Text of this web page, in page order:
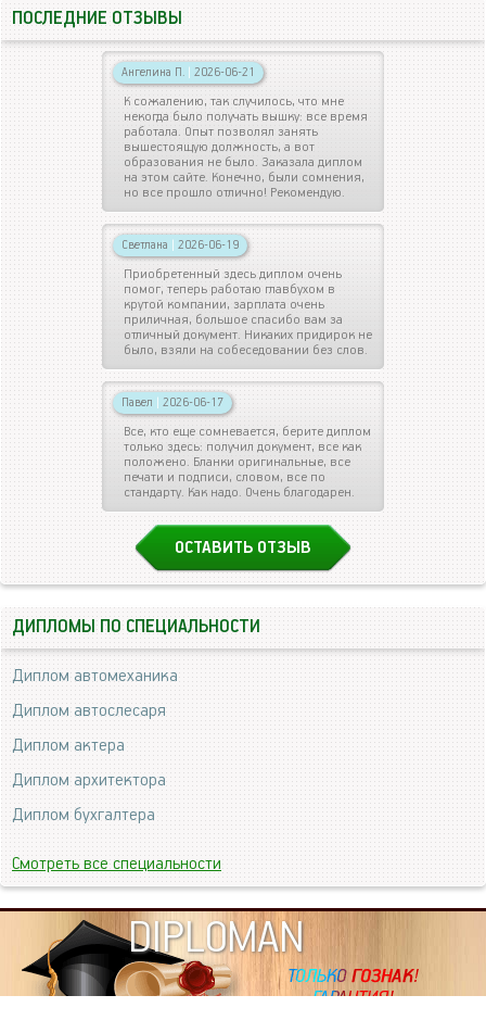
ПОСЛЕДНИЕ ОТЗЫВЫ
Ангелина П. | 2026-06-21
К сожалению, так случилось, что мне
некогда было получать вышку: все время
работала. Опыт позволял занять
вышестоящую должность, а вот
образования не было. Заказала диплом
на этом сайте. Конечно, были сомнения,
но все прошло отлично! Рекомендую.
Светлана | 2026-06-19
Приобретенный здесь диплом очень
помог, теперь работаю главбухом в
крутой компании, зарплата очень
приличная, большое спасибо вам за
отличный документ. Никаких придирок не
было, взяли на собеседовании без слов.
Павел | 2026-06-17
Все, кто еще сомневается, берите диплом
только здесь: получил документ, все как
положено. Бланки оригинальные, все
печати и подписи, словом, все по
стандарту. Как надо. Очень благодарен.
ОСТАВИТЬ ОТЗЫВ
ДИПЛОМЫ ПО СПЕЦИАЛЬНОСТИ
Диплом автомеханика
Диплом автослесаря
Диплом актера
Диплом архитектора
Диплом бухгалтера
Смотреть все специальности
DIPLOMAN